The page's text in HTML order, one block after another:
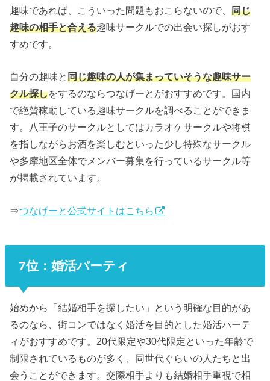
趣味であれば、こういった問題もおこらないので、同じ
趣味の相手と合える趣味サークルでの出会い探しがおす
すめです。
自分の趣味と同じ趣味の人が集まっていそうな趣味サー
クル探しをするのならつなげーとがおすすめです。国内
で絶賛稼動している趣味サークルを調べることができま
す。八王子のサークルとしてはカラオケサークルや将棋
を指しながらお酒を楽しむといった少し特殊なサークル
や多摩地区全体でメンバー募集を行っているサークル等
が掲載されています。
⇒つなげーと公式サイトはこちら
7位：婚活パーティ
始めから「結婚相手を探したい」という明確な目的があ
るのなら、街コンではなく婚活を目的とした婚活パーテ
ィがおすすめです。20代限定や30代限定といった年齢で
制限されているものが多く、同世代ぐらいの人たちと出
会うことができます。交際相手よりも結婚相手重視で相